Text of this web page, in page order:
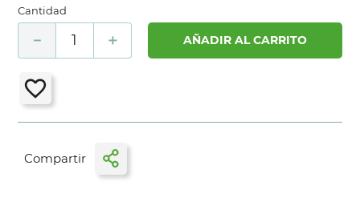
Cantidad
＋
－ AÑADIR AL CARRITO